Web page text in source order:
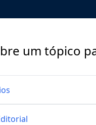
um tópico